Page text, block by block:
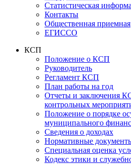
Статистическая
Контакты
Общественная приемная
ЕГИССО
КСП
Положение о КСП
Руководитель
Регламент КСП
План работы на год
Отчеты и заключения
контрольных
Положение о порядке
муниципального
Сведения о доходах
Нормативные
Специальная оценка
Кодекс этики и